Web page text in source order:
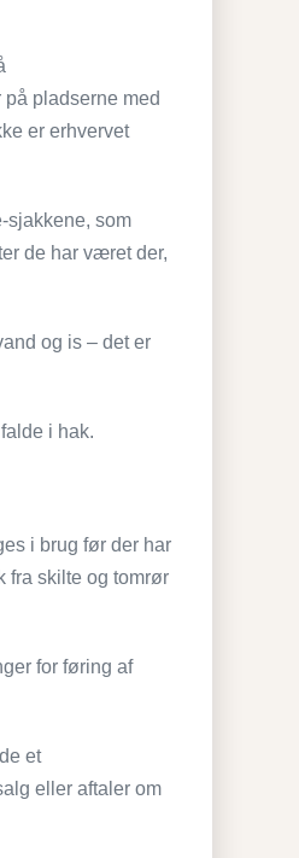
pladserne med
er erhvervet
sjakkene, som
de har været der,
og is – det er
i hak.
i brug før der har
fra skilte og tomrør
for føring af
et
eller aftaler om